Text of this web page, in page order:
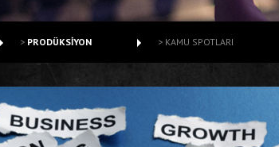
> PRODÜKSİYON > KAMU SPOTLARI